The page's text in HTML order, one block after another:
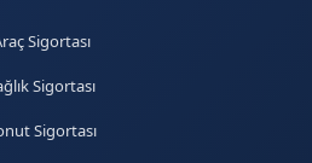
Sigortası
Sigortası
Sigortası